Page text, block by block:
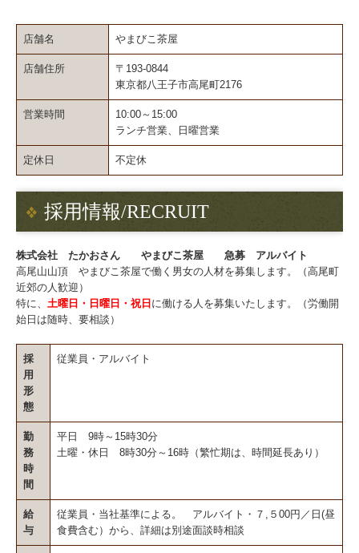
店舗名 やまびこ茶屋
店舗住所
〒193-0844
東京都八王子市高尾町2176
営業時間
10:00～15:00
ランチ営業、日曜営業
定休日 不定休
採用情報/RECRUIT
株式会社 たかおさん やまびこ茶屋 急募 アルバイト
高尾山山頂 やまびこ茶屋で働く男女の人材を募集します。（高尾町
近郊の人歓迎）
特に、 土曜日・日曜日・祝日 に働ける人を募集いたします。（労働開
始日は随時、要相談）
採
用
形
態
従業員・アルバイト
勤
務
時
間
平日 9時～15時30分
土曜・休日 8時30分～16時（繁忙期は、時間延長あり）
給
与
従業員・当社基準による。 アルバイト・７,５00円／日(昼
食費含む）から、詳細は別途面談時相談